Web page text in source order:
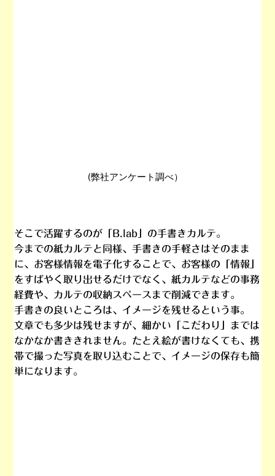
(弊社アンケート調べ）
そこで活躍するのが「B.lab」の手書きカルテ。
今までの紙カルテと同様、手書きの手軽さはそのまま
に、お客様情報を電子化することで、お客様の「情報」
をすばやく取り出せるだけでなく、紙カルテなどの事務
経費や、カルテの収納スペース まで削減できます。
手書きの良いところは、 イメージを残せる という事。
文章でも多少は残せますが、細かい「 こだわり
」までは
なかなか書ききれません。たとえ絵が書けなくても、携
帯で撮った写真を取り込むことで、 イメージの保存も簡
単になります。